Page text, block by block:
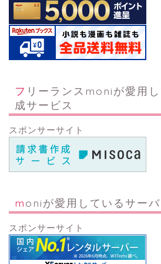
フリーランスmoniが愛用している請求書作
成サービス
スポンサーサイト
moniが愛用しているサー
スポンサーサイト